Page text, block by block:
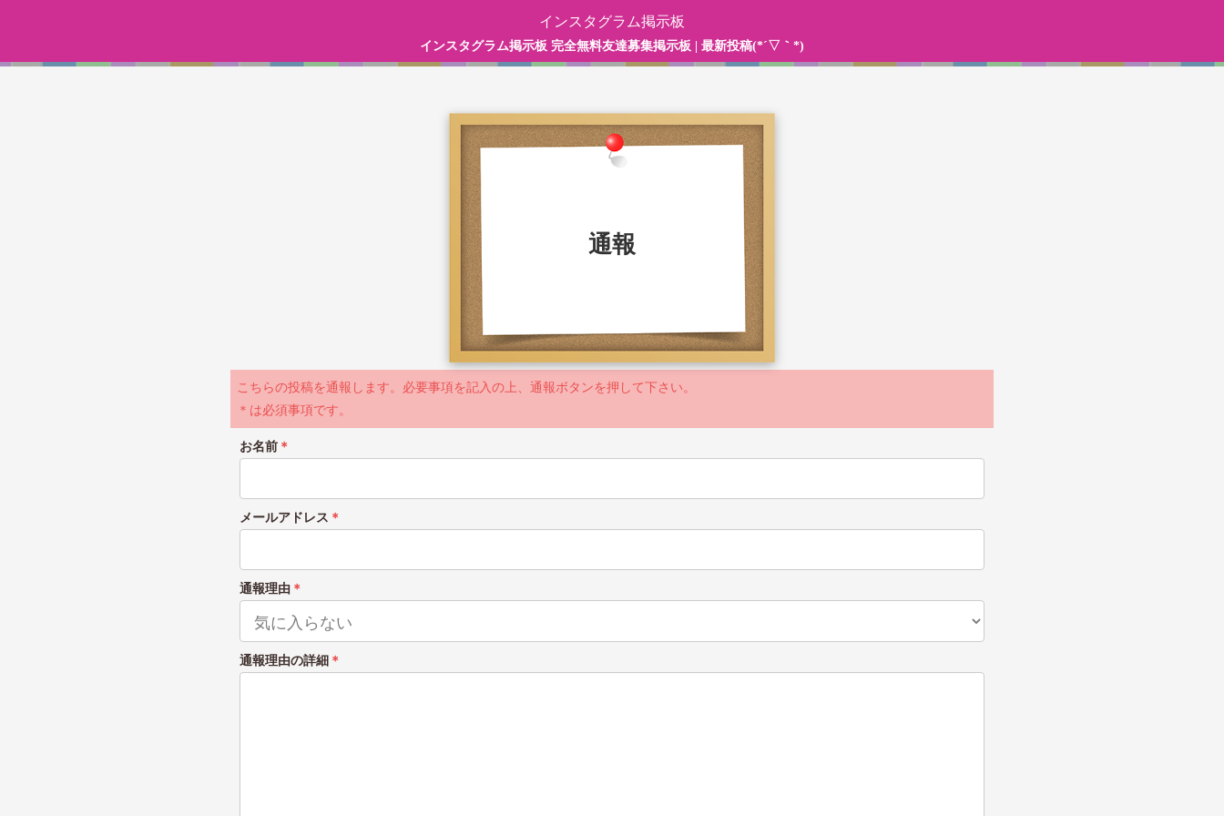
インスタグラム掲示板
インスタグラム掲示板 完全無料友達募集掲示板 | 最新投稿(*´▽｀*)
通報
こちらの投稿を通報します。必要事項を記入の上、通報ボタンを押して下さい。
＊は必須事項です。
お名前 ＊
メールアドレス ＊
通報理由 ＊
通報理由の詳細 ＊